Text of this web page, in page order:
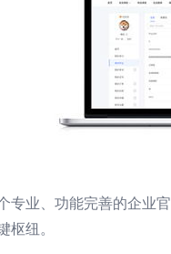
业、功能完善的企业
纽。